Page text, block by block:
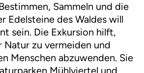
Sammeln und die
Edelsteine des Waldes will
sein. Die Exkursion hilft,
Natur zu vermeiden und
Menschen abzuwenden. Sie
Mühlviertel und